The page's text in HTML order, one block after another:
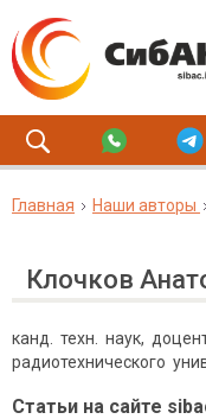
Главная Наши авторы
Клочков
канд. техн. наук,
радиотехнического
Статьи на сайте